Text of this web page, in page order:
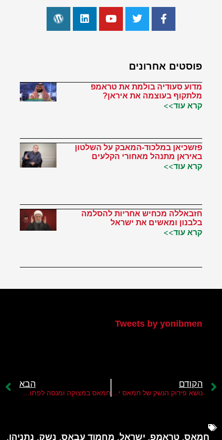
פוסטים אחרונים
מדוע סעודיה בולמת את טראמפ
מלתקוף בעוצמה את איראן?
קרא עוד>>
פזשכיאן במלכוד-המאבק על השלטון
באיראן מתנהל מאחורי הקלעים
קרא עוד>>
חזבאללה מכחיש אחריות להסלמה
בלבנון ומאשים את ישראל
קרא עוד>>
Tweets by yonibmen
הקודם
נושא פירוק הנשק של חמאס יוכרע בפגישת נתניהו טראמפ
הבא
חמאס במצוקה ומנסה לפתוח חזית חדשה ביהודה ושומרון
חמאס, טראמפ, ישראל, מחמוד עבאס, נשק, נתניהו,